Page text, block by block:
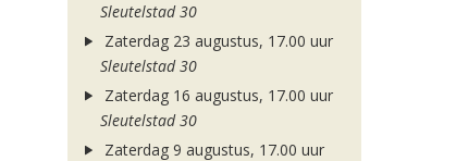
Sleutelstad 30
Zaterdag 23 augustus, 17.00 uur
Sleutelstad 30
Zaterdag 16 augustus, 17.00 uur
Sleutelstad 30
Zaterdag 9 augustus, 17.00 uur